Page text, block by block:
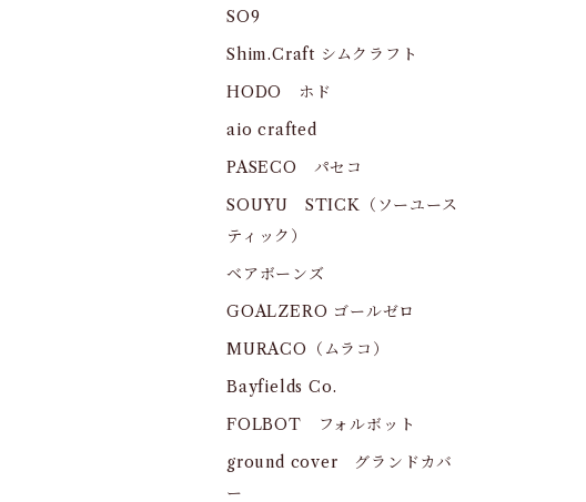
SO9
Shim.Craft シムクラフト
HODO ホド
aio crafted
PASECO パセコ
SOUYU STICK（ソーユース
ティック）
ベアボーンズ
GOALZERO ゴールゼロ
MURACO（ムラコ）
Bayfields Co.
FOLBOT フォルボット
ground cover グランドカバ
ー